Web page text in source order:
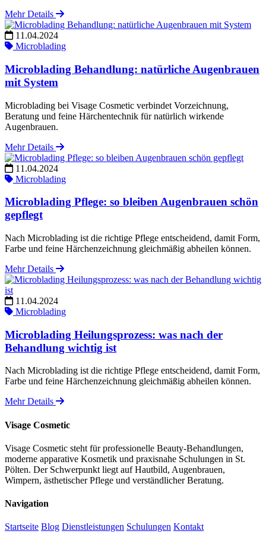
Mehr Details
11.04.2024
Microblading
Microblading Behandlung: natürliche Augenbrauen
mit System
Microblading bei Visage Cosmetic verbindet Vorzeichnung,
Beratung und feine Härchentechnik für natürlich wirkende
Augenbrauen.
Mehr Details
11.04.2024
Microblading
Microblading Pflege: so bleiben Augenbrauen schön
gepflegt
Nach Microblading ist die richtige Pflege entscheidend, damit Form,
Farbe und feine Härchenzeichnung gleichmäßig abheilen können.
Mehr Details
11.04.2024
Microblading
Microblading Heilungsprozess: was nach der
Behandlung wichtig ist
Nach Microblading ist die richtige Pflege entscheidend, damit Form,
Farbe und feine Härchenzeichnung gleichmäßig abheilen können.
Mehr Details
Visage Cosmetic
Visage Cosmetic steht für professionelle Beauty-Behandlungen,
moderne apparative Kosmetik und praxisnahe Schulungen in St.
Pölten. Der Schwerpunkt liegt auf Hautbild, Augenbrauen,
Wimpern, ästhetischer Pflege und verständlicher Beratung.
Navigation
Startseite Blog Dienstleistungen Schulungen Kontakt